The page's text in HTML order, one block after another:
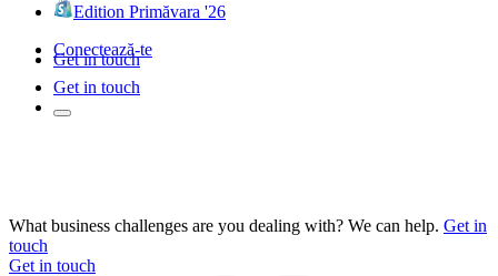
Edition Primăvara '26
Conectează-te
Get in touch
Get in touch
What business challenges are you dealing with? We can help. Get in
touch
Get in touch